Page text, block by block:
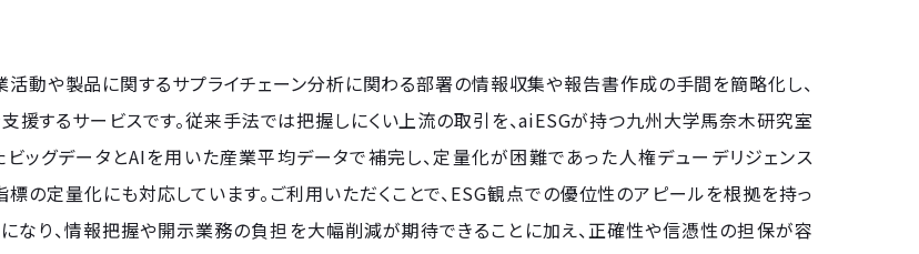
活動や製品に関するサプライチェーン分析に関わる部署の情報収集や報告書作成の手間を簡略化し、
援するサービスです。従来手法では把握しにくい上流の取引を、aiESGが持つ九州大学馬奈木研究室
ッグデータとAIを用いた産業平均データで補完し、定量化が困難であった人権デューデリジェンス
の定量化にも対応しています。ご利用いただくことで、ESG観点での優位性のアピールを根拠を持っ
なり、情報把握や開示業務の負担を大幅削減が期待できることに加え、正確性や信憑性の担保が容